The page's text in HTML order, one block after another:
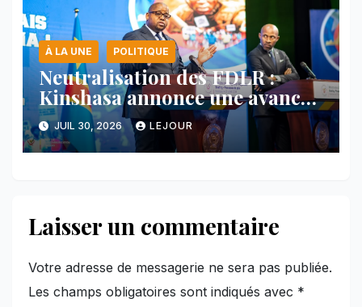
À LA UNE POLITIQUE
Neutralisation des FDLR :
Kinshasa annonce une avancée
majeure et maintient sa ligne
face au Rwanda
JUIL 30, 2026 LEJOUR
Laisser un commentaire
Votre adresse de messagerie ne sera pas publiée.
Les champs obligatoires sont indiqués avec *